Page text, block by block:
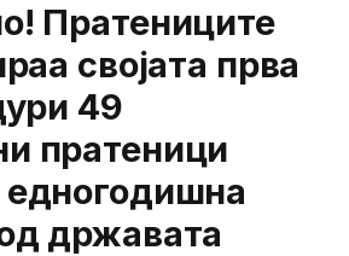
Пратениците
својата прва
49
пратеници
едногодишна
државата